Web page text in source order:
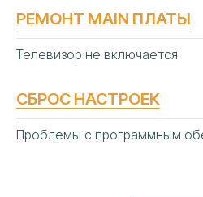
РЕМОНТ MAIN ПЛАТЫ
Телевизор не включается
СБРОС НАСТРОЕК
Проблемы с программным